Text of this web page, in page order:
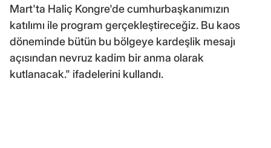
Mart'ta Haliç Kongre'de cumhurbaşkanımızın
katılımı ile program gerçekleştireceğiz. Bu kaos
döneminde bütün bu bölgeye kardeşlik mesajı
açısından nevruz kadim bir anma olarak
kutlanacak." ifadelerini kullandı.